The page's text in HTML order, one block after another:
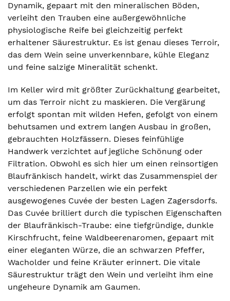
Dynamik, gepaart mit den mineralischen Böden,
verleiht den Trauben eine außergewöhnliche
physiologische Reife bei gleichzeitig perfekt
erhaltener Säurestruktur. Es ist genau dieses Terroir,
das dem Wein seine unverkennbare, kühle Eleganz
und feine salzige Mineralität schenkt.
Im Keller wird mit größter Zurückhaltung gearbeitet,
um das Terroir nicht zu maskieren. Die Vergärung
erfolgt spontan mit wilden Hefen, gefolgt von einem
behutsamen und extrem langen Ausbau in großen,
gebrauchten Holzfässern. Dieses feinfühlige
Handwerk verzichtet auf jegliche Schönung oder
Filtration. Obwohl es sich hier um einen reinsortigen
Blaufränkisch handelt, wirkt das Zusammenspiel der
verschiedenen Parzellen wie ein perfekt
ausgewogenes Cuvée der besten Lagen Zagersdorfs.
Das Cuvée brilliert durch die typischen Eigenschaften
der Blaufränkisch-Traube: eine tiefgründige, dunkle
Kirschfrucht, feine Waldbeerenaromen, gepaart mit
einer eleganten Würze, die an schwarzen Pfeffer,
Wacholder und feine Kräuter erinnert. Die vitale
Säurestruktur trägt den Wein und verleiht ihm eine
ungeheure Dynamik am Gaumen.